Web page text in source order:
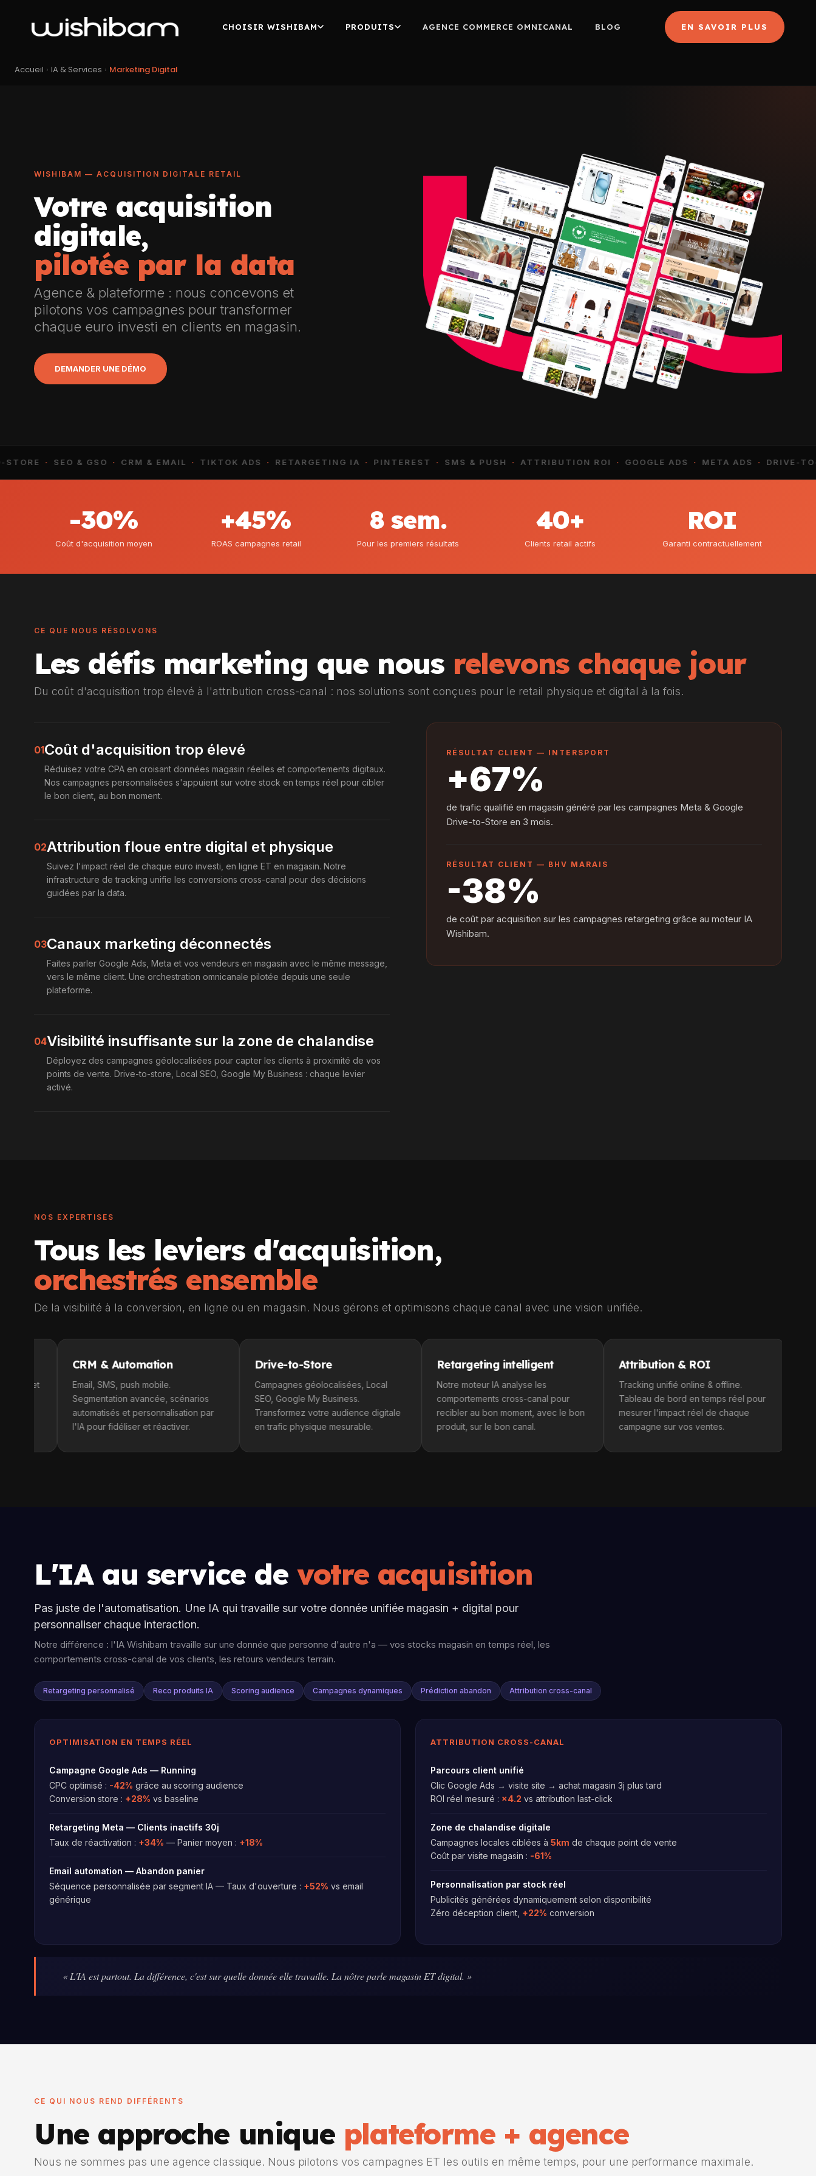
CHOISIR WISHIBAM PRODUITS AGENCE COMMERCE OMNICANAL BLOG EN SAVOIR PLUS
Accueil › IA & Services › Marketing Digital
WISHIBAM — ACQUISITION DIGITALE RETAIL
Votre acquisition
digitale,
pilotée par la data
Agence & plateforme : nous concevons et
pilotons vos campagnes pour transformer
chaque euro investi en clients en magasin.
DEMANDER UNE DÉMO
· SEO & GSO · CRM & EMAIL · TIKTOK ADS · RETARGETING IA · PINTEREST · SMS & PUSH · ATTRIBUTION ROI GOOGLE ADS · META ADS · DRIVE-TO-
-30%
Coût d'acquisition moyen
+45%
ROAS campagnes retail
8 sem.
Pour les premiers résultats
40+
Clients retail actifs
ROI
Garanti contractuellement
CE QUE NOUS RÉSOLVONS
Les défis marketing que nous relevons chaque jour
Du coût d'acquisition trop élevé à l'attribution cross-canal : nos solutions sont conçues pour le retail physique et digital à la fois.
01Coût d'acquisition trop élevé
Réduisez votre CPA en croisant données magasin réelles et comportements digitaux.
Nos campagnes personnalisées s'appuient sur votre stock en temps réel pour cibler
le bon client, au bon moment.
02Attribution floue entre digital et physique
Suivez l'impact réel de chaque euro investi, en ligne ET en magasin. Notre
infrastructure de tracking unifie les conversions cross-canal pour des décisions
guidées par la data.
03Canaux marketing déconnectés
Faites parler Google Ads, Meta et vos vendeurs en magasin avec le même message,
vers le même client. Une orchestration omnicanale pilotée depuis une seule
plateforme.
04Visibilité insuffisante sur la zone de chalandise
Déployez des campagnes géolocalisées pour capter les clients à proximité de vos
points de vente. Drive-to-store, Local SEO, Google My Business : chaque levier
activé.
RÉSULTAT CLIENT — INTERSPORT
+67%
de trafic qualifié en magasin généré par les campagnes Meta & Google
Drive-to-Store en 3 mois.
RÉSULTAT CLIENT — BHV MARAIS
-38%
de coût par acquisition sur les campagnes retargeting grâce au moteur IA
Wishibam.
NOS EXPERTISES
Tous les leviers d'acquisition,
orchestrés ensemble
De la visibilité à la conversion, en ligne ou en magasin. Nous gérons et optimisons chaque canal avec une vision unifiée.
CRM & Automation
Email, SMS, push mobile.
Segmentation avancée, scénarios
automatisés et personnalisation par
l'IA pour fidéliser et réactiver.
Drive-to-Store
Campagnes géolocalisées, Local
SEO, Google My Business.
Transformez votre audience digitale
en trafic physique mesurable.
Retargeting intelligent
Notre moteur IA analyse les
comportements cross-canal pour
recibler au bon moment, avec le bon
produit, sur le bon canal.
Attribution & ROI
Tracking unifié online & offline.
Tableau de bord en temps réel pour
mesurer l'impact réel de chaque
campagne sur vos ventes.
Campagnes
L'IA au service devotre acquisition
Pas juste de l'automatisation. Une IA qui travaille sur votre donnée unifiée magasin + digital pour
personnaliser chaque interaction.
Notre différence : l'IA Wishibam travaille sur une donnée que personne d'autre n'a — vos stocks magasin en temps réel, les
comportements cross-canal de vos clients, les retours vendeurs terrain.
Retargeting personnalisé Reco produits IA Scoring audience Campagnes dynamiques Prédiction abandon Attribution cross-canal
OPTIMISATION EN TEMPS RÉEL
Campagne Google Ads — Running
CPC optimisé : -42% grâce au scoring audience
Conversion store : +28% vs baseline
Retargeting Meta — Clients inactifs 30j
Taux de réactivation : +34% — Panier moyen : +18%
Email automation — Abandon panier
Séquence personnalisée par segment IA — Taux d'ouverture : +52% vs email
générique
ATTRIBUTION CROSS-CANAL
Parcours client unifié
Clic Google Ads → visite site → achat magasin 3j plus tard
ROI réel mesuré : ×4.2 vs attribution last-click
Zone de chalandise digitale
Campagnes locales ciblées à 5km de chaque point de vente
Coût par visite magasin : -61%
Personnalisation par stock réel
Publicités générées dynamiquement selon disponibilité
Zéro déception client, +22% conversion
« L'IA est partout. La différence, c'est sur quelle donnée elle travaille. La nôtre parle magasin ET digital. »
CE QUI NOUS REND DIFFÉRENTS
Une approche unique plateforme + agence
Nous ne sommes pas une agence classique. Nous pilotons vos campagnes ET les outils en même temps, pour une performance maximale.